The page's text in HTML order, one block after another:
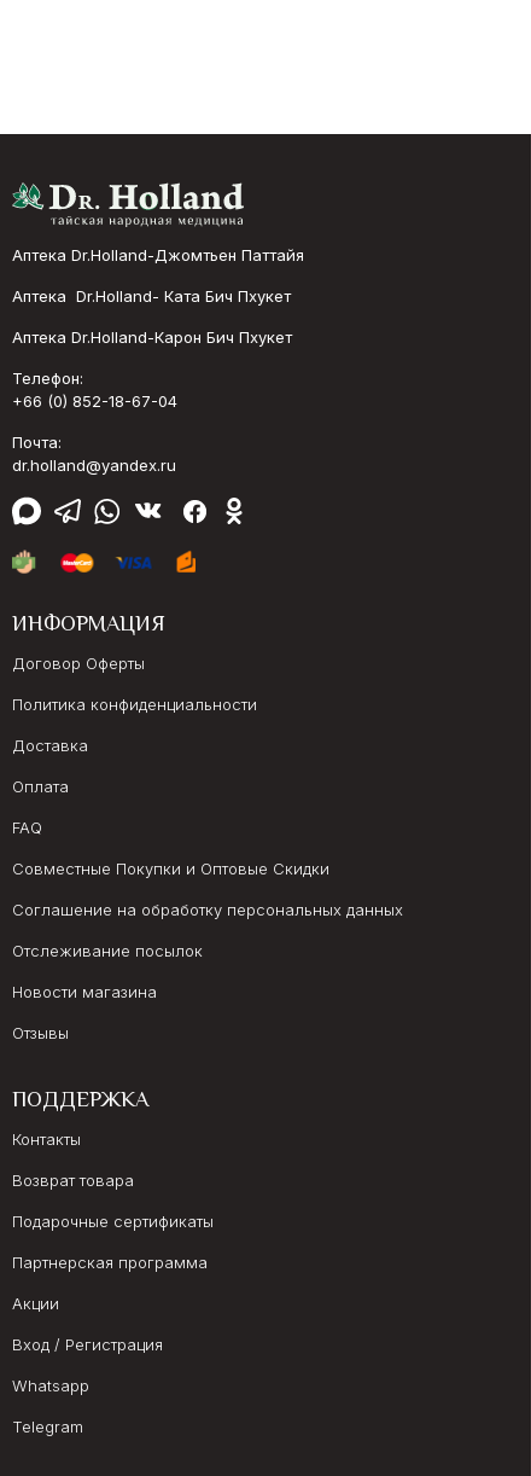
Аптека Dr.Holland-Джомтьен Паттайя
Аптека Dr.Holland- Ката Бич Пхукет
Аптека Dr.Holland-Карон Бич Пхукет
Телефон:
+66 (0) 852-18-67-04
Почта:
dr.holland@yandex.ru
ИНФОРМАЦИЯ
Договор Оферты
Политика конфиденциальности
Доставка
Оплата
FAQ
Совместные Покупки и Оптовые Скидки
Соглашение на обработку персональных данных
Отслеживание посылок
Новости магазина
Отзывы
ПОДДЕРЖКА
Контакты
Возврат товара
Подарочные сертификаты
Партнерская программа
Акции
Вход / Регистрация
Whatsapp
Telegram